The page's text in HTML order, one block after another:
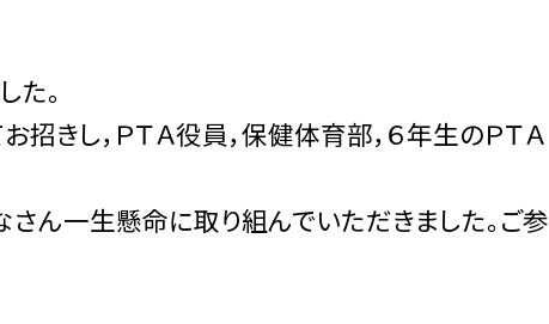
た。
きし，ＰＴＡ役員，保健体育部，６年生のＰＴＡ
ん一生懸命に取り組んでいただきました。ご参